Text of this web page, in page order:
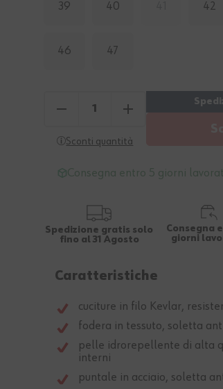
39 40 42
46 47
Sconti quantità
Consegna entro 5 giorni
Spedizione gratis solo
fino al 31 Agosto
Consegna
giorni
Caratteristiche
cuciture in filo Kevlar,
fodera in tessuto, soletta
pelle idrorepellente di alta
interni
puntale in acciaio, soletta